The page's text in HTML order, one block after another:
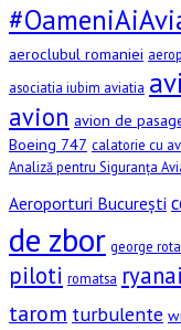
aeroclubul romaniei
asociatia iubim aviatia
avion avion de
Boeing 747 calatorie cu
Analiză pentru Siguranța
Aeroporturi București
de zbor george
piloti romatsa
tarom turbulente